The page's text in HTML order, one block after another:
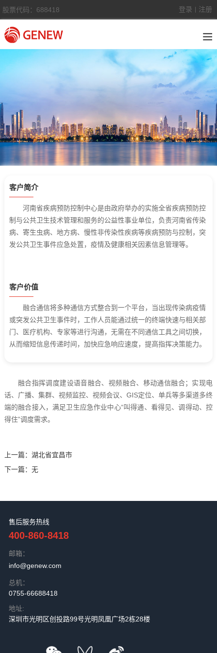
股票代码：688418 登录 注册
客户简介
河南省疾病预防控制中心是由政府举办的实施全省疾病预防控
制与公共卫生技术管理和服务的公益性事业单位，负责河南省传染
病、寄生虫病、地方病、慢性非传染性疾病等疾病预防与控制，突
发公共卫生事件应急处置，疫情及健康相关因素信息管理等。
客户价值
融合通信将多种通信方式整合到一个平台，当出现传染病疫情
或突发公共卫生事件时，工作人员能通过统一的终端快速与相关部
门、医疗机构、专家等进行沟通，无需在不同通信工具之间切换，
从而缩短信息传递时间，加快应急响应速度，提高指挥决策能力。
融合指挥调度建设语音融合、视频融合、移动通信融合；实现电
话、广播、集群、视频监控、视频会议、GIS定位、单兵等多渠道多终
端的融合接入，满足卫生应急作业中心“叫得通、看得见、调得动、控
得住”调度需求。
上一篇： 湖北省宜昌市
下一篇： 无
售后服务热线
400-860-8418
邮箱：
info@genew.com
总机：
0755-66688418
地址:
深圳市光明区创投路99号光明凤凰广场2栋28楼